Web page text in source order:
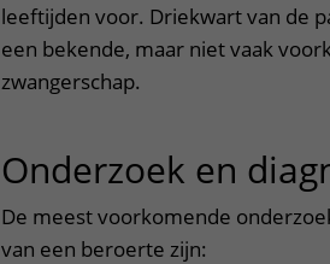
leeftijden voor. Driekwart van de
een bekende, maar niet vaak
zwangerschap.
Onderzoek en
De meest voorkomende
van een beroerte zijn: